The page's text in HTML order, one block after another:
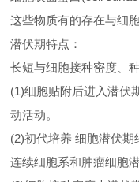
这些物质有的存在与细
潜伏期特点：
长短与细胞接种密度、
(1)细胞贴附后进入潜伏
动活动。
(2)初代培养 细胞潜伏期
连续细胞系和肿瘤细胞